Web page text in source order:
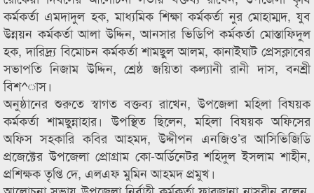
কর্মকর্তা এমদাদুল হক, মাধ্যমিক শিক্ষা কর্মকর্তা নুর মোহাম্মদ, যুব
উন্নয়ন কর্মকর্তা আলা উদ্দিন, আনসার ভিডিপি কর্মকর্তা মোস্তাফিদুল
হক, দারিদ্র্য বিমোচন কর্মকর্তা শামছুল আলম, কানাইঘাট প্রেসক্লাবের
সভাপতি নিজাম উদ্দিন, শ্রেষ্ঠ জয়িতা কল্যানী রানী দাস, বনশ্রী
বিশ^াস।
অনুষ্ঠানের শুরুতে স্বাগত বক্তব্য রাখেন, উপজেলা মহিলা বিষয়ক
কর্মকর্তা শামছুন্নাহার। উপস্থিত ছিলেন, মহিলা বিষয়ক অফিসের
অফিস সহকারি কবির আহমদ, উদ্দীপন এনজিও’র আসিভিজিডি
প্রজেক্টের উপজেলা প্রোগ্রাম কো-অর্ডিনেটর শহিদুল ইসলাম শাহীন,
প্রশিক্ষক তৃপ্তি দে, এলএফ মুমিন আহমদ প্রমুখ।